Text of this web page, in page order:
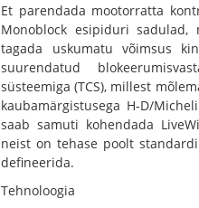
Et parendada mootorratta
Monoblock esipiduri
tagada uskumatu võimsus
suurendatud
süsteemiga (TCS), millest
kaubamärgistusega H-D/
saab samuti kohendada
neist on tehase poolt
defineerida.
Tehnoloogia